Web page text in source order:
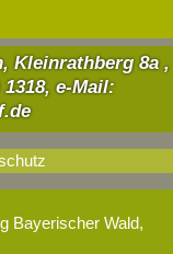
Kleinrathberg 8a ,
1318, e-Mail:
Bayerischer Wald,